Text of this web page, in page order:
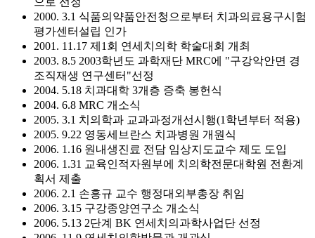
2000. 3.1 식품의약품안전청으로부터 치과의료용구시험
평가센터설립 인가
2001. 11.17 제1회 연세치의학 학술대회 개최
2003. 8.5 2003학년도 과학재단 MRC에 "구강악안면 경
조직재생 연구센터"선정
2004. 5.18 치과대학 3개층 증축 봉헌식
2004. 6.8 MRC 개소식
2005. 3.1 치의학과 교과과정개선시행(1학년부터 적용)
2005. 9.22 영동세브란스 치과병원 개원식
2006. 1.16 원내생진료 전담 임상지도교수 제도 도입
2006. 1.31 교육인적자원부에 치의학전문대학원 전환계
획서 제출
2006. 2.1 손흥규 교수 행정대외부총장 취임
2006. 3.15 구강종양연구소 개소식
2006. 5.13 2단계 BK 연세치의과학사업단 선정